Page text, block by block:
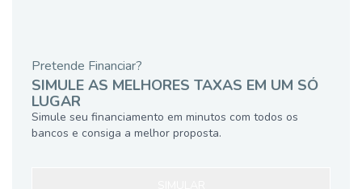
Pretende Financiar?
SIMULE AS MELHORES TAXAS EM UM SÓ
LUGAR
Simule seu financiamento em minutos com todos os
bancos e consiga a melhor proposta.